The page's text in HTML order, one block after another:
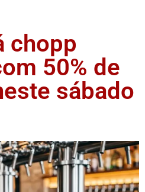
chopp
50% de
sábado